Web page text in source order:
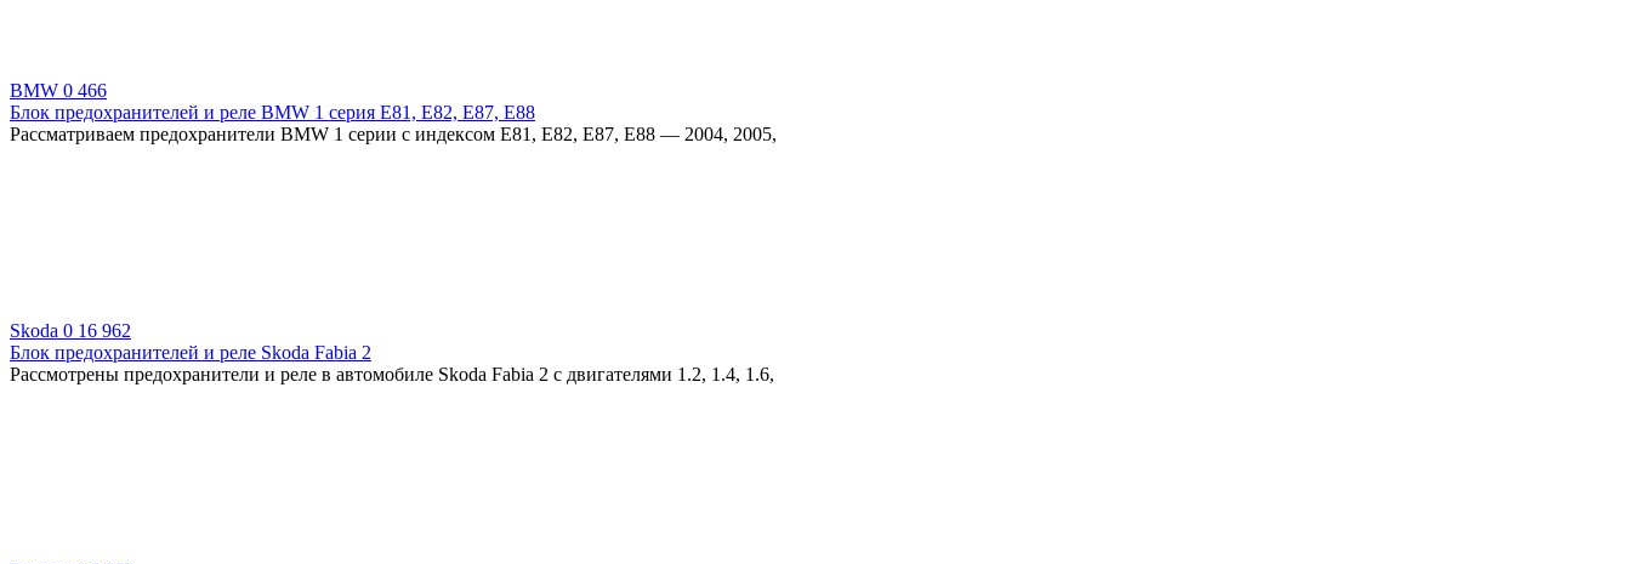
BMW 0 466
Блок предохранителей и реле BMW 1 серия E81, E82, E87, E88
Рассматриваем предохранители BMW 1 серии с индексом E81, E82, E87, E88 — 2004, 2005,
Skoda 0 16 962
Блок предохранителей и реле Skoda Fabia 2
Рассмотрены предохранители и реле в автомобиле Skoda Fabia 2 с двигателями 1.2, 1.4, 1.6,